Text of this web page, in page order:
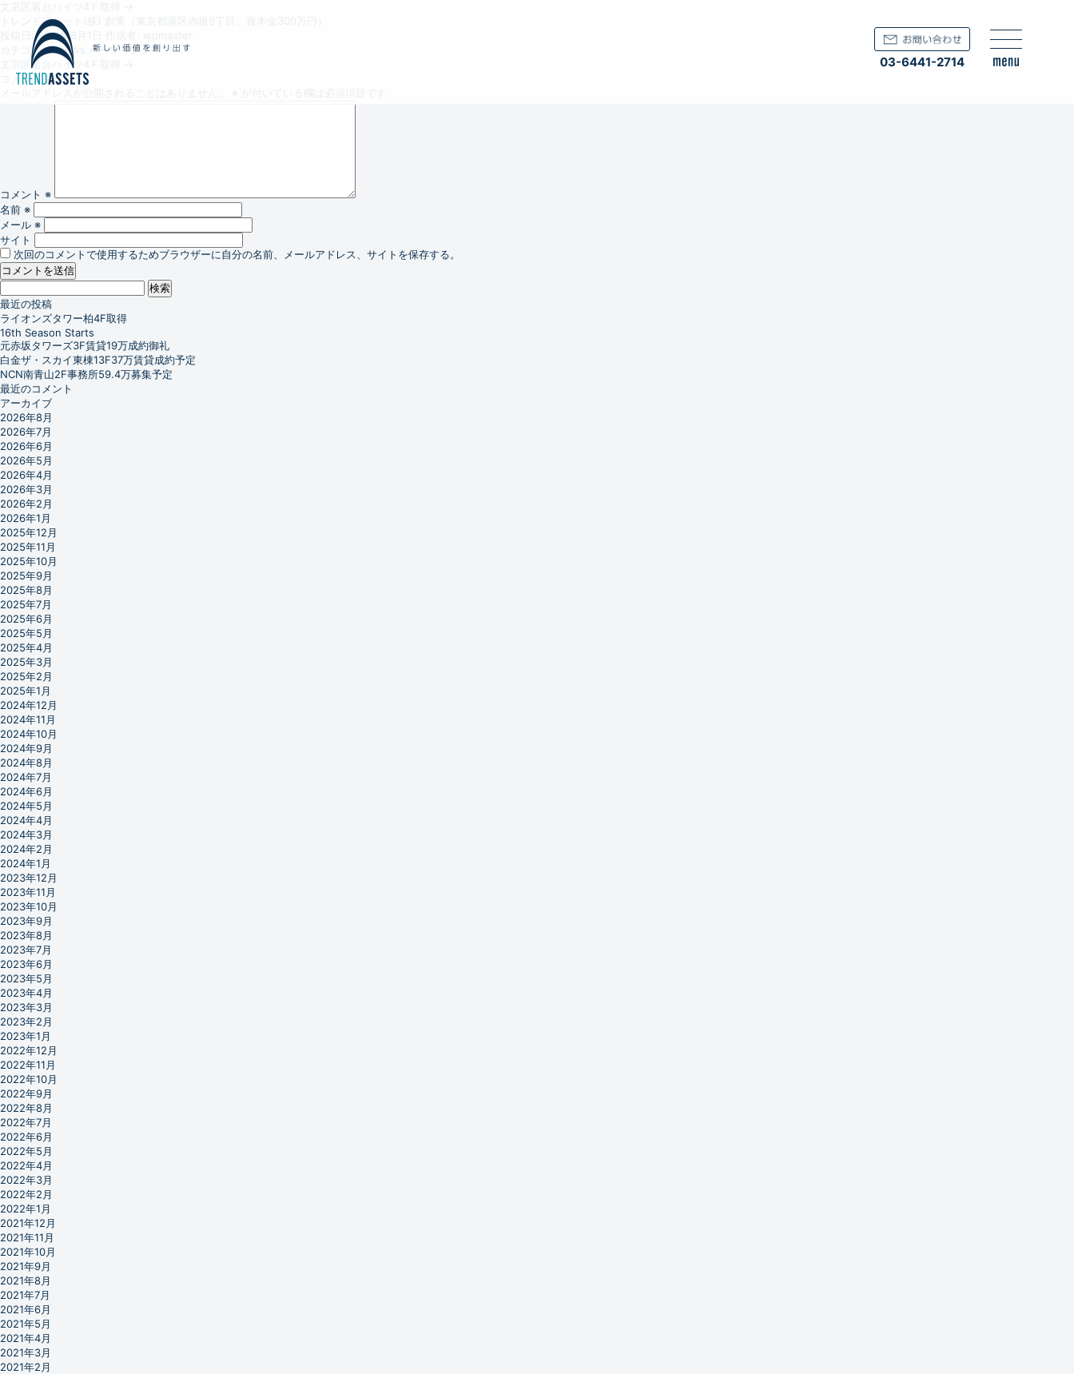
03-6441-2714
トレンドアセット(株) 創業（東京都港区赤坂9丁目、資本金300万円）
2011年8月1日
カテゴリー:news
パーマリンク
文京区茗台ハイツ4Ｆ取得
コメントを残す
コメント ※
名前 ※
メール ※
サイト
次回のコメントで使用するためブラウザーに自分の名前、メールアドレス、サイトを保存する。
検
索:
最近の投稿
ライオンズタワー柏4F取得
16th Season Starts
元赤坂タワーズ3F賃貸19万成約御礼
白金ザ・スカイ東棟13F37万賃貸成約予定
NCN南青山2F事務所59.4万募集予定
最近のコメント
アーカイブ
2026年8月
2026年7月
2026年6月
2026年5月
2026年4月
2026年3月
2026年2月
2026年1月
2025年12月
2025年11月
2025年10月
2025年9月
2025年8月
2025年7月
2025年6月
2025年5月
2025年4月
2025年3月
2025年2月
2025年1月
2024年12月
2024年11月
2024年10月
2024年9月
2024年8月
2024年7月
2024年6月
2024年5月
2024年4月
2024年3月
2024年2月
2024年1月
2023年12月
2023年11月
2023年10月
2023年9月
2023年8月
2023年7月
2023年6月
2023年5月
2023年4月
2023年3月
2023年2月
2023年1月
2022年12月
2022年11月
2022年10月
2022年9月
2022年8月
2022年7月
2022年6月
2022年5月
2022年4月
2022年3月
2022年2月
2022年1月
2021年12月
2021年11月
2021年10月
2021年9月
2021年8月
2021年7月
2021年6月
2021年5月
2021年4月
2021年3月
2021年2月